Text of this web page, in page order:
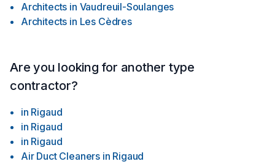
Architects in Vaudreuil-Soulanges
Architects in Les Cèdres
Are you looking for another type
contractor?
in Rigaud
in Rigaud
in Rigaud
Air Duct Cleaners in Rigaud